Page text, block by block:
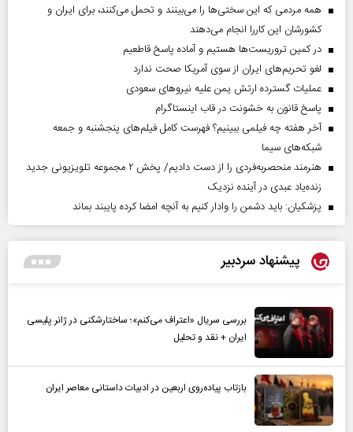
همه مردمی که این سختی‌ها را می‌بینند و تحمل می‌کنند، برای ایران و
کشورشان این کاررا انجام می‌دهند
در کمین تروریست‌ها هستیم و آماده پاسخ قاطعیم
لغو تحریم‌های ایران از سوی آمریکا صحت ندارد
عملیات گسترده ارتش یمن علیه نیروهای سعودی
پاسخ قانون به خشونت در قاب اینستاگرام
آخر هفته چه فیلمی ببینیم؟ فهرست کامل فیلم‌های پنجشنبه و جمعه
شبکه‌های سیما
هنرمند منحصر‌به‌فردی را از دست دادیم/ پخش ۲ مجموعه تلویزیونی جدید
زنده‌یاد عبدی در آینده نزدیک
پزشکیان: باید دشمن را وادار کنیم به آنچه امضا کرده پایبند بماند
پیشنهاد سردبیر
بررسی سریال «اعتراف می‌کنم»؛ ساختارشکنی در ژانر پلیسی
ایران + نقد و تحلیل
بازتاب پیاده‌روی اربعین در ادبیات داستانی معاصر ایران